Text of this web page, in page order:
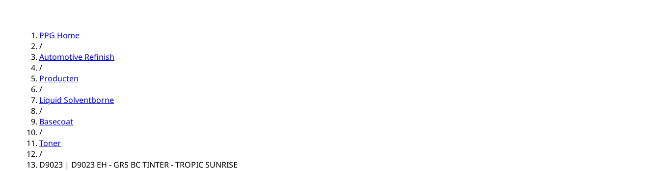
PPG Home
/
Automotive Refinish
/
Producten
/
Liquid Solventborne
/
Basecoat
/
Toner
/
D9023 | D9023 EH - GRS BC TINTER - TROPIC SUNRISE